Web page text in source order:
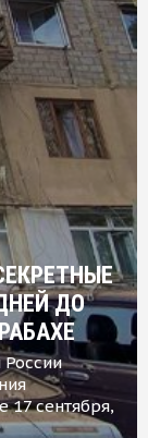
ДО
17 сентября,